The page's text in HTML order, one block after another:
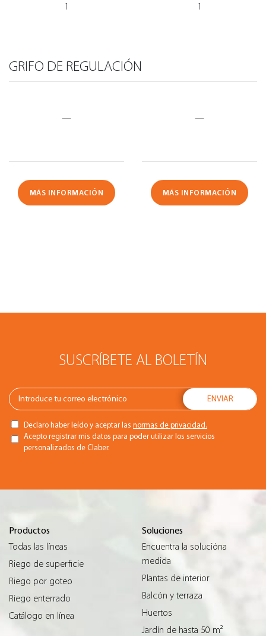
1 1
GRIFO DE REGULACIÓN
— —
MÁS INFORMACIÓN MÁS INFORMACIÓN
SUSCRÍBETE AL BOLETÍN
Declaro haber leído y aceptar las normas de privacidad.
Acepto registrar mis datos para poder utilizar los servicios
personalizados de Claber.
Productos
Todas las líneas
Riego de superficie
Riego por goteo
Riego enterrado
Catálogo en línea
Soluciones
Encuentra la solucióna
medida
Plantas de interior
Balcón y terraza
Huertos
Jardín de hasta 50 m²